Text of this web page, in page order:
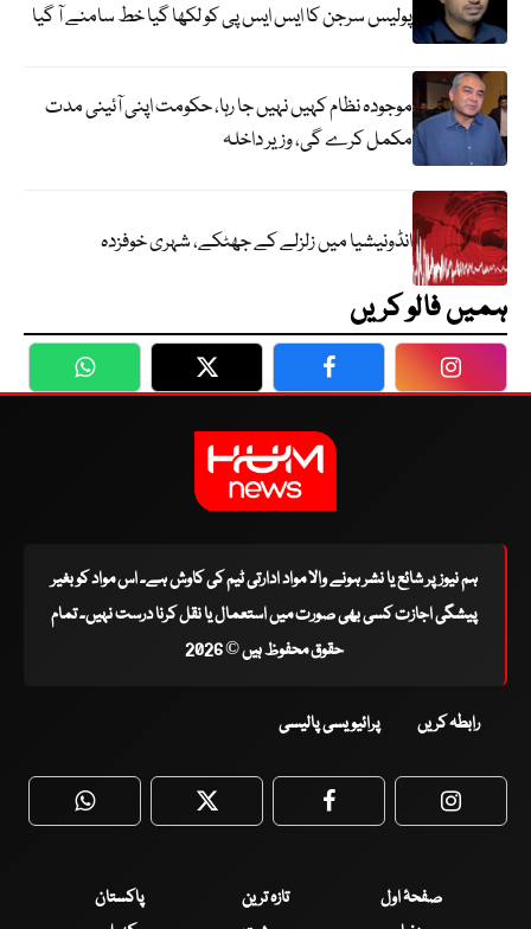
پولیس سرجن کا ایس ایس پی کو لکھا گیا خط سامنے آ گیا
موجودہ نظام کہیں نہیں جا رہا، حکومت اپنی آئینی مدت
مکمل کرے گی، وزیر داخلہ
انڈونیشیا میں زلزلے کے جھٹکے، شہری خوفزدہ
ہمیں فالو کریں
WhatsApp Twitter Facebook
ہم نیوز پر شائع یا نشر ہونے والا مواد ادارتی ٹیم کی کاوش ہے۔ اس مواد کو بغیر
پیشگی اجازت کسی بھی صورت میں استعمال یا نقل کرنا درست نہیں۔ تمام
حقوق محفوظ ہیں © 2026
رابطہ کریں پرائیویسی پالیسی
WhatsApp Twitter Facebook
صفحۂ اول تازہ ترین
پاکستان